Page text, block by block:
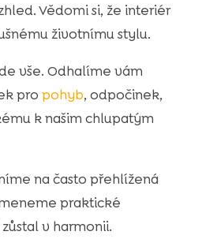
Vědomi si, že interiér
životnímu stylu.
vše. Odhalíme vám
pro pohyb, odpočinek,
k našim chlupatým
na často přehlížená
praktické
v harmonii.